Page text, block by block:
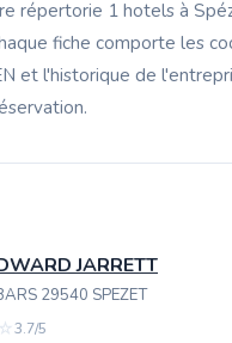
répertorie 1 hotels à
fiche comporte les
et l'historique de
JARRETT
29540 SPEZET
☆3.7/5